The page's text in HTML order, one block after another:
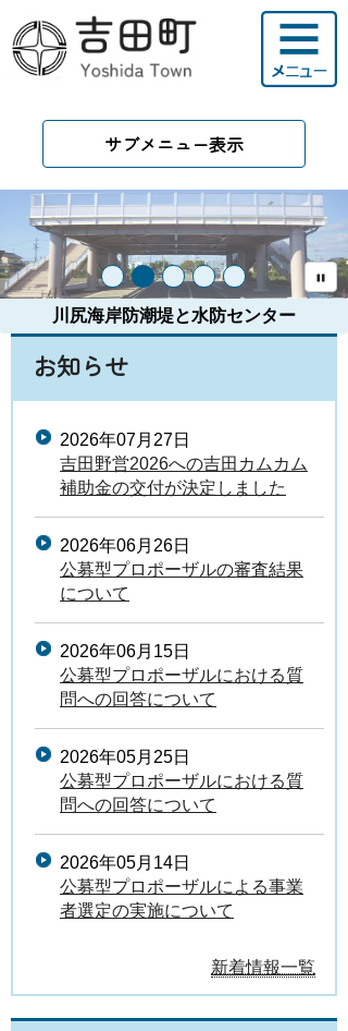
サブメニュー表示
川尻海岸防潮堤と水防センター
お知らせ
2026年07月27日
吉田野営2026への吉田カムカム
補助金の交付が決定しました
2026年06月26日
公募型プロポーザルの審査結果
について
2026年06月15日
公募型プロポーザルにおける質
問への回答について
2026年05月25日
公募型プロポーザルにおける質
問への回答について
2026年05月14日
公募型プロポーザルによる事業
者選定の実施について
新着情報一覧